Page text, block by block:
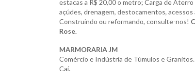
estacas a R$ 20,00 o metro; Carga de
açúdes, drenagem, destocamentos,
Construindo ou reformando, consulte-nos!
Rose.
MARMORARIA JM
Comércio e Indústria de Túmulos e Granitos.
Caí.